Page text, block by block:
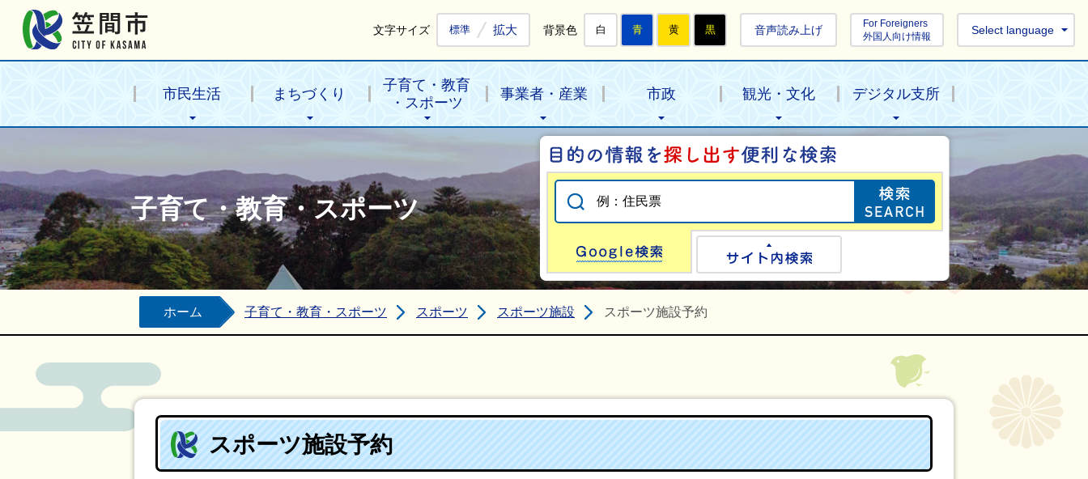
文字サイズ 標準 拡大 背景色 白 青 黄 黒 音声読み上げ
For Foreigners
外国人向け情報
Select language
市民生活 まちづくり
子育て・教育
・スポーツ
事業者・産業 市政 観光・文化 デジタル支所
子育て・教育・スポーツ
目的の情報を探
Google検索
ホーム 子育て・教育・スポーツ スポーツ スポーツ施設 スポーツ施設予約
スポーツ施設予約